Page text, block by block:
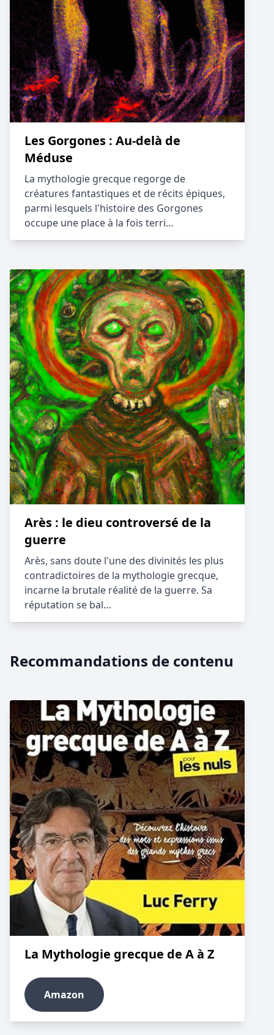
Les Gorgones : Au-delà de
Méduse
La mythologie grecque regorge de
créatures fantastiques et de récits épiques,
parmi lesquels l'histoire des Gorgones
occupe une place à la fois terri…
Arès : le dieu controversé de la
guerre
Arès, sans doute l'une des divinités les plus
contradictoires de la mythologie grecque,
incarne la brutale réalité de la guerre. Sa
réputation se bal…
Recommandations de contenu
La Mythologie grecque de A à Z
Amazon